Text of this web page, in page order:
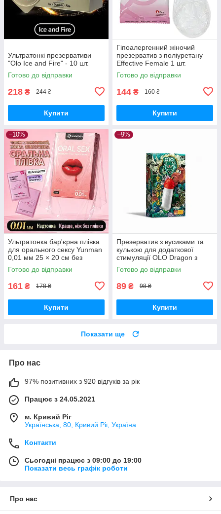
Ультратонкі презервативи
"Olo Ice and Fire" - 10 шт.
Готово до відправки
218 ₴ 244 ₴
Купити
Гіпоалергенний жіночий
презерватив з поліуретану
Effective Female 1 шт.
Готово до відправки
144 ₴ 160 ₴
Купити
–10%
Ультратонка бар'єрна плівка
для орального сексу Yunman
0,01 мм 25 × 20 см без
запаху 3 шт.
Готово до відправки
161 ₴ 178 ₴
Купити
–9%
Презерватив з вусиками та
кулькою для додаткової
стимуляції OLO Dragon з
силіконовою змазкою 1 шт.
Готово до відправки
89 ₴ 98 ₴
Купити
Показати ще
Про нас
97% позитивних з 920 відгуків за рік
Працює з 24.05.2021
м. Кривий Ріг
Українська, 80, Кривий Ріг, Україна
Контакти
Сьогодні працює з 09:00 до 19:00
Показати весь графік роботи
Про нас